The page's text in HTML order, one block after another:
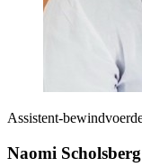
Assistent-
Naomi Scholsberg